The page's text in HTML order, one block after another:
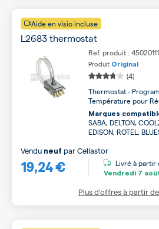
Aide en visio incluse
L2683 thermostat
Ref. produit :
Produit Original
(4)
Thermostat -
Température pour
Marques
SABA, DELTON,
EDISON, ROTEL,
19,24 €
Vendu neuf parCellastor
Livré à partir
Vendredi 7
Plus d’offres à partir de